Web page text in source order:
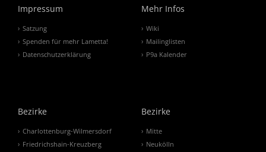
Impressum
Satzung
Spenden für mehr Lametta!
Datenschutzerklärung
Mehr Infos
Wiki
Mailinglisten
P9a Kalender
Bezirke
Charlottenburg-Wilmersdorf
Friedrichshain-Kreuzberg
Bezirke
Mitte
Neukölln